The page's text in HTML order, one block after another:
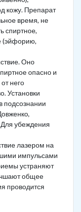
кожу. Препарат
время, не
спиртное,
(эйфорию,
Оно
опасно и
него
Установки
подсознании
Для убеждения
лазером на
импульсами
устраняют
общее
проводится